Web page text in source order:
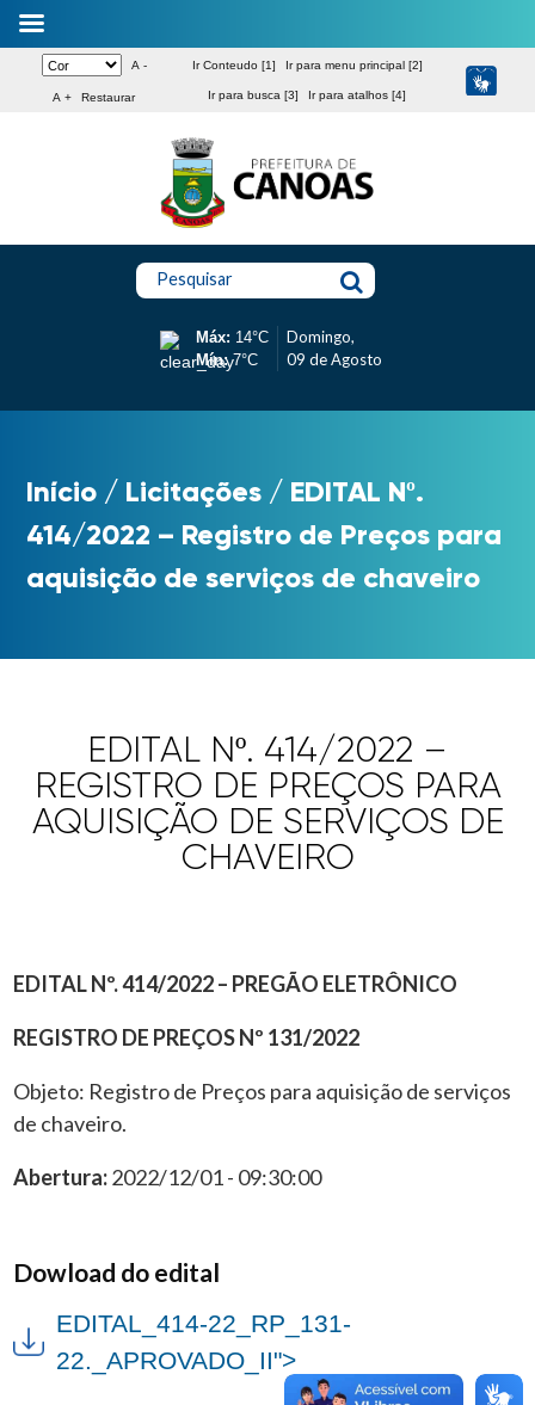
A -
A + Restaurar
Ir Conteudo [1] Ir para menu principal [2]
Ir para busca [3] Ir para atalhos [4]
Pesquisar
Máx: 14°C
Mín:7°C
Domingo,
09 de Agosto
Início / Licitações / EDITAL Nº.
414/2022 – Registro de Preços para
aquisição de serviços de chaveiro
EDITAL Nº. 414/2022 –
REGISTRO DE PREÇOS PARA
AQUISIÇÃO DE SERVIÇOS DE
CHAVEIRO
EDITAL Nº. 414/2022 – PREGÃO ELETRÔNICO
REGISTRO DE PREÇOS Nº 131/2022
Objeto: Registro de Preços para aquisição de serviços
de chaveiro.
Abertura:2022/12/01 - 09:30:00
Dowload do edital
EDITAL_414-22_RP_131-
22._APROVADO_II">